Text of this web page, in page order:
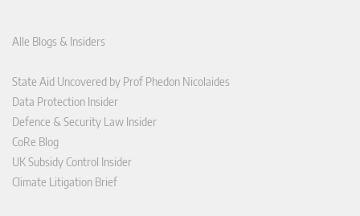
Alle Blogs & Insiders
State Aid Uncovered by Prof Phedon Nicolaides
Data Protection Insider
Defence & Security Law Insider
CoRe Blog
UK Subsidy Control Insider
Climate Litigation Brief